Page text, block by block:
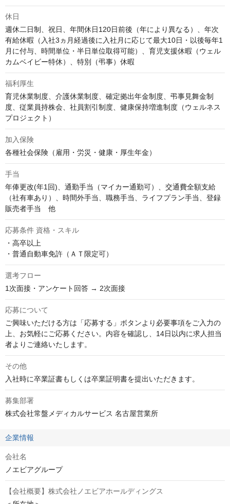
休日
週休二日制、祝日、年間休日120日前後（年により異なる）、年次
有給休暇（入社3ヵ月経過後に入社月に応じて最大10日・以後毎年1
月に付与、時間単位・半日単位取得可能）、育児支援休暇（ウェル
カムベイビー特休）、特別（弔事）休暇
福利厚生
育児休業制度、介護休業制度、確定拠出年金制度、弔事見舞金制
度、従業員持株会、社員割引制度、健康保持増進制度（ウェルネス
プロジェクト）
加入保険
各種社会保険（雇用・労災・健康・厚生年金）
手当
年俸更改(年1回)、通勤手当（マイカー通勤可）、交通費全額支給
（社有車あり）、時間外手当、職務手当、ライフプラン手当、登録
販売者手当　他
応募条件 資格・スキル
・高卒以上
・普通自動車免許（ＡＴ限定可）
選考フロー
1次面接・アンケート回答 → 2次面接
応募について
ご興味いただける方は「応募する」ボタンより必要事項をご入力の
上、お気軽にご応募ください。内容を確認し、14日以内に求人担当
者よりご連絡いたします。
その他
入社時に卒業証書もしくは卒業証明書を提出いただきます。
募集部署
株式会社常盤メディカルサービス 名古屋営業所
企業情報
会社名
ノエビアグループ
【会社概要】株式会社ノエビアホールディングス